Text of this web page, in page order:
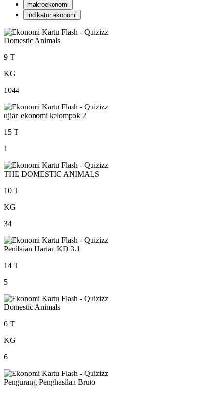
makroekonomi
indikator ekonomi
Domestic Animals
9 T
KG
1044
ujian ekonomi kelompok 2
15 T
1
THE DOMESTIC ANIMALS
10 T
KG
34
Penilaian Harian KD 3.1
14 T
5
Domestic Animals
6 T
KG
6
Pengurang Penghasilan Bruto